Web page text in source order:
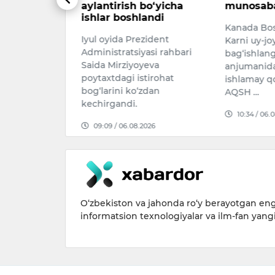
munosabat bildirdi
Karni uy-joy siyosatiga
bag‘ishlangan matbuot
anjumanida telesuflyor
ishlamay qolganidan so‘ng
AQSH …
uy yonida
qurish
kotlovan
ortidan
17:34 /
O‘zbekiston va jahonda ro‘y berayotgan
informatsion texnologiyalar va ilm-fan